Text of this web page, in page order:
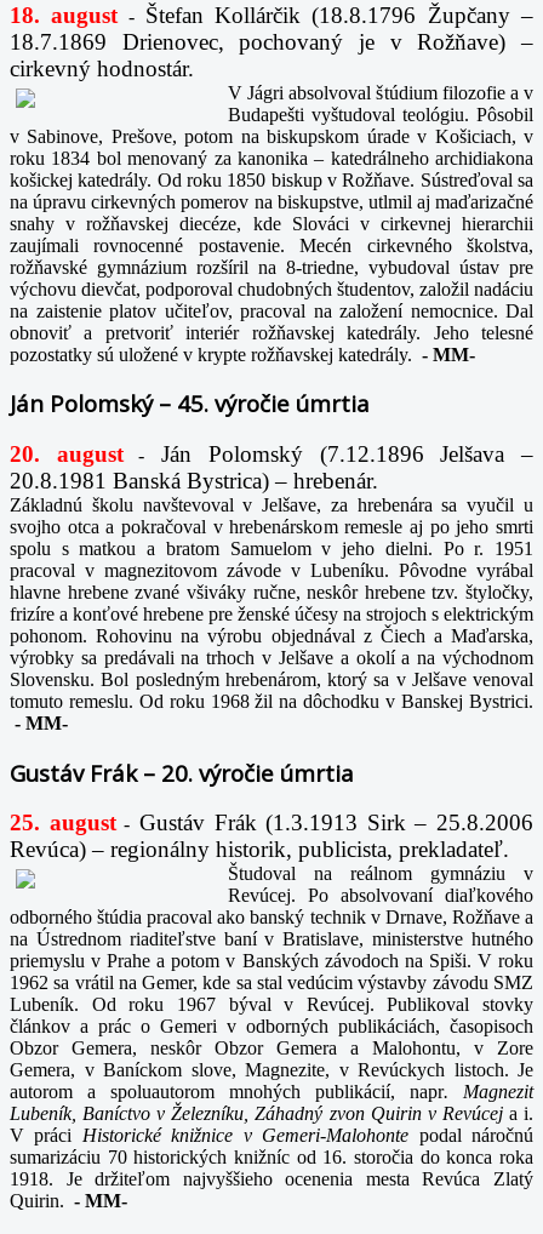
18. august -
Štefan Kollárčik (18.8.1796 Župčany –
18.7.1869 Drienovec, pochovaný je v Rožňave) –
cirkevný hodnostár.
V Jágri absolvoval štúdium filozofie a v
Budapešti vyštudoval teológiu. Pôsobil
v Sabinove, Prešove, potom na biskupskom úrade v Košiciach, v
roku 1834 bol menovaný za kanonika – katedrálneho archidiakona
košickej katedrály. Od roku 1850 biskup v Rožňave. Sústreďoval sa
na úpravu cirkevných pomerov na biskupstve, utlmil aj maďarizačné
snahy v rožňavskej diecéze, kde Slováci v cirkevnej hierarchii
zaujímali rovnocenné postavenie. Mecén cirkevného školstva,
rožňavské gymnázium rozšíril na 8-triedne, vybudoval ústav pre
výchovu dievčat, podporoval chudobných študentov, založil nadáciu
na zaistenie platov učiteľov, pracoval na založení nemocnice. Dal
obnoviť a pretvoriť interiér rožňavskej katedrály. Jeho telesné
pozostatky sú uložené v krypte rožňavskej katedrály. - MM-
Ján Polomský – 45. výročie úmrtia
20. august-
Ján Polomský (7.12.1896 Jelšava –
20.8.1981 Banská Bystrica) – hrebenár.
Základnú školu navštevoval v Jelšave, za hrebenára sa vyučil u
svojho otca a pokračoval v hrebenárskom remesle aj po jeho smrti
spolu s matkou a bratom Samuelom v jeho dielni. Po r. 1951
pracoval v magnezitovom závode v Lubeníku. Pôvodne vyrábal
hlavne hrebene zvané všiváky ručne, neskôr hrebene tzv. štyločky,
frizíre a konťové hrebene pre ženské účesy na strojoch s elektrickým
pohonom. Rohovinu na výrobu objednával z Čiech a Maďarska,
výrobky sa predávali na trhoch v Jelšave a okolí a na východnom
Slovensku. Bol posledným hrebenárom, ktorý sa v Jelšave venoval
tomuto remeslu. Od roku 1968 žil na dôchodku v Banskej Bystrici.
- MM-
Gustáv Frák – 20. výročie úmrtia
25. august- Gustáv Frák (1.3.1913 Sirk – 25.8.2006
Revúca) – regionálny historik, publicista, prekladateľ.
Študoval na reálnom gymnáziu v
Revúcej. Po absolvovaní diaľkového
odborného štúdia pracoval ako banský technik v Drnave, Rožňave a
na Ústrednom riaditeľstve baní v Bratislave, ministerstve hutného
priemyslu v Prahe a potom v Banských závodoch na Spiši. V roku
1962 sa vrátil na Gemer, kde sa stal vedúcim výstavby závodu SMZ
Lubeník. Od roku 1967 býval v Revúcej. Publikoval stovky
článkov a prác o Gemeri v odborných publikáciách, časopisoch
Obzor Gemera, neskôr Obzor Gemera a Malohontu, v Zore
Gemera, v Baníckom slove, Magnezite, v Revúckych listoch. Je
autorom a spoluautorom mnohých publikácií, napr. Magnezit
Lubeník, Baníctvo v Železníku, Záhadný zvon Quirin v Revúcej a i.
V práci Historické knižnice v Gemeri-Malohonte podal náročnú
sumarizáciu 70 historických knižníc od 16. storočia do konca roka
1918. Je držiteľom najvyššieho ocenenia mesta Revúca Zlatý
Quirin. - MM-